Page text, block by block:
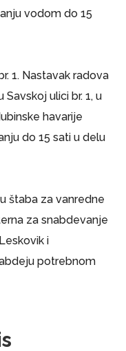
vodom do 15
1. Nastavak radova
ulici br. 1, u
havarije
do 15 sati u delu
štaba za vanredne
za snabdevanje
i
potrebnom